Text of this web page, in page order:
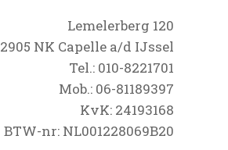
Lemelerberg 120
2905 NK Capelle a/d IJssel
Tel.: 010-8221701
Mob.: 06-81189397
KvK: 24193168
BTW-nr: NL001228069B20